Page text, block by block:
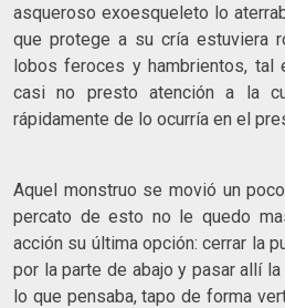
asqueroso exoesqueleto lo
que protege a su cría estuviera
lobos feroces y hambrientos, tal
casi no presto atención a la
rápidamente de lo ocurría en el
Aquel monstruo se movió un
percato de esto no le quedo
acción su última opción: cerrar la
por la parte de abajo y pasar allí
lo que pensaba, tapo de forma